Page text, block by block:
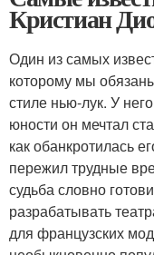
Кристиан
Один из самых
которому мы
стиле нью-лук. У
юности он мечтал
как обанкротилась
пережил трудные
судьба словно
разрабатывать
для французских